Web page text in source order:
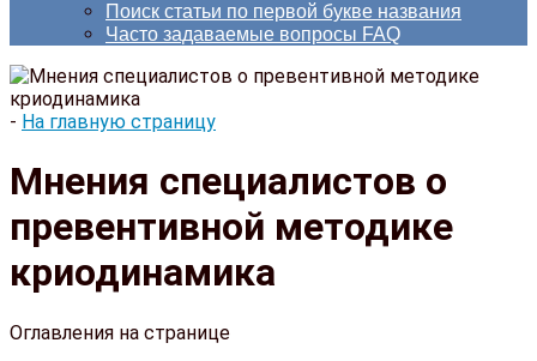
Поиск статьи по первой букве названия
Часто задаваемые вопросы FAQ
- На главную страницу
Мнения специалистов о
превентивной методике
криодинамика
Оглавления на странице